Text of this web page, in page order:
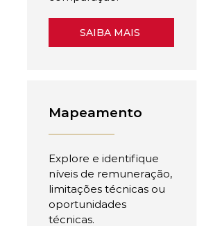
SAIBA MAIS
Mapeamento
Explore e identifique
níveis de remuneração,
limitações técnicas ou
oportunidades
técnicas.